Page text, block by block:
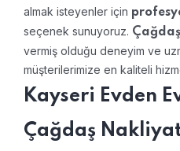
almak isteyenler için
seçenek sunuyoruz.
vermiş olduğu deneyim ve
müşterilerimize en kaliteli
Kayseri Evden
Çağdaş